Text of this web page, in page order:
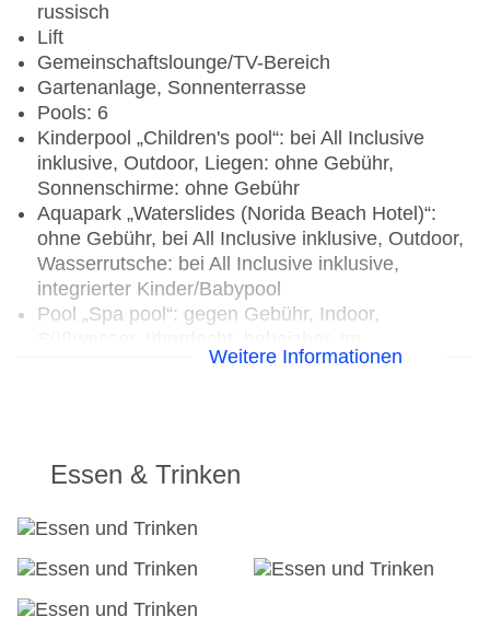
russisch
Lift
Gemeinschaftslounge/TV-Bereich
Gartenanlage, Sonnenterrasse
Pools: 6
Kinderpool „Children's pool“: bei All Inclusive
inklusive, Outdoor, Liegen: ohne Gebühr,
Sonnenschirme: ohne Gebühr
Aquapark „Waterslides (Norida Beach Hotel)“:
ohne Gebühr, bei All Inclusive inklusive, Outdoor,
Wasserrutsche: bei All Inclusive inklusive,
integrierter Kinder/Babypool
Pool „Spa pool“: gegen Gebühr, Indoor,
Wellnessbereich, Liegen: gegen Gebühr
Pool „Main wings pool“: bei All Inclusive inklusive,
Outdoor, Süßwasser, Liegen
Pool „Bungalow sharing pools“: Outdoor,
Süßwasser, Liegen, Sonnenschirme
Badetücher: ohne Gebühr
Juwelier, Friseur
Weitere Informationen
Essen & Trinken